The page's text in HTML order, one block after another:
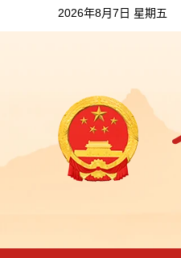
2026年8月7日 星期五